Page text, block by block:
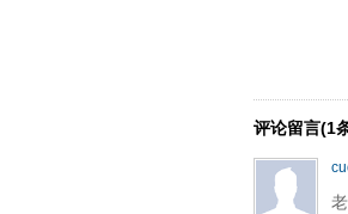
e
评论留言(1